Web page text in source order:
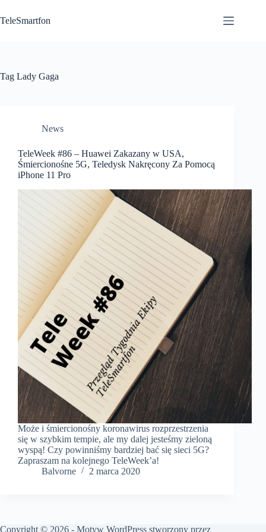
do
treści
TeleSmartfon
Tag Lady Gaga
News
TeleWeek #86 – Huawei Zakazany w USA,
Śmiercionośne 5G, Teledysk Nakręcony Za Pomocą
iPhone 11 Pro
Może i śmiercionośny koronawirus rozprzestrzenia
się w szybkim tempie, ale my dalej jesteśmy zieloną
wyspą! Czy powinniśmy bardziej bać się sieci 5G?
Zapraszam na kolejnego TeleWeek’a!
Balvorne
2 marca 2020
Copyright © 2026 - Motyw WordPress stworzony przez